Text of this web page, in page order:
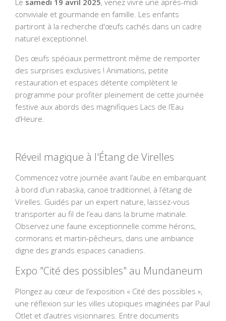
Le samedi 19 avril 2025, venez vivre une après-midi
conviviale et gourmande en famille. Les enfants
partiront à la recherche d'œufs cachés dans un cadre
naturel exceptionnel.
Des œufs spéciaux permettront même de remporter
des surprises exclusives ! Animations, petite
restauration et espaces détente complètent le
programme pour profiter pleinement de cette journée
festive aux abords des magnifiques Lacs de l’Eau
d’Heure.
Réveil magique à l'Étang de Virelles
Commencez votre journée avant l’aube en embarquant
à bord d’un rabaska, canoë traditionnel, à l’étang de
Virelles. Guidés par un expert nature, laissez-vous
transporter au fil de l’eau dans la brume matinale.
Observez une faune exceptionnelle comme hérons,
cormorans et martin-pêcheurs, dans une ambiance
digne des grands espaces canadiens.
Expo "Cité des possibles" au Mundaneum
Plongez au cœur de l’exposition « Cité des possibles »,
une réflexion sur les villes utopiques imaginées par Paul
Otlet et d’autres visionnaires. Entre documents